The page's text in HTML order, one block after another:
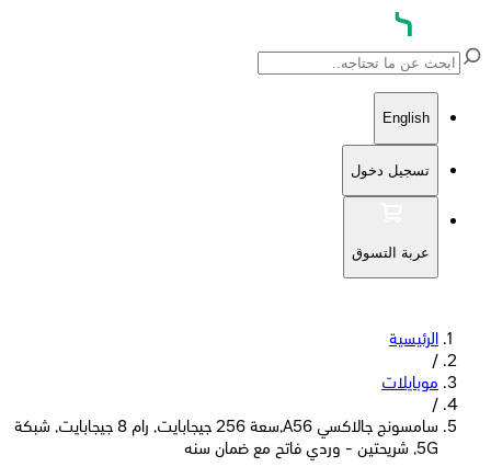
English
تسجيل دخول
عربة التسوق
الرئيسية
/
موبايلات
/
سامسونج جالاكسي A56,سعة 256 جيجابايت, رام 8 جيجابايت, شبكة
5G, شريحتين - وردي فاتح مع ضمان سنه